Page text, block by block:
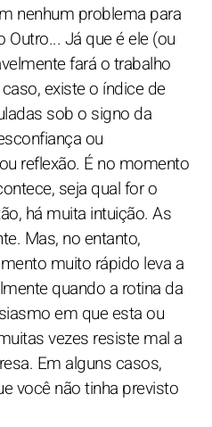
nenhum problema para
Já que é ele (ou
fará o trabalho
existe o índice de
sob o signo da
ou
reflexão. É no momento
seja qual for o
há muita intuição. As
Mas, no entanto,
muito rápido leva a
quando a rotina da
em que esta ou
vezes resiste mal a
Em alguns casos,
você não tinha previsto